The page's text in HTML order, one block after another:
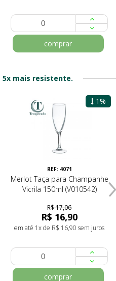
comprar
5x mais resistente.
1%
REF: 4071
Merlot Taça para Champanhe
Vicrila 150ml (V010542)
R$ 17,06
R$ 16,90
em até 1x de R$ 16,90 sem juros
comprar